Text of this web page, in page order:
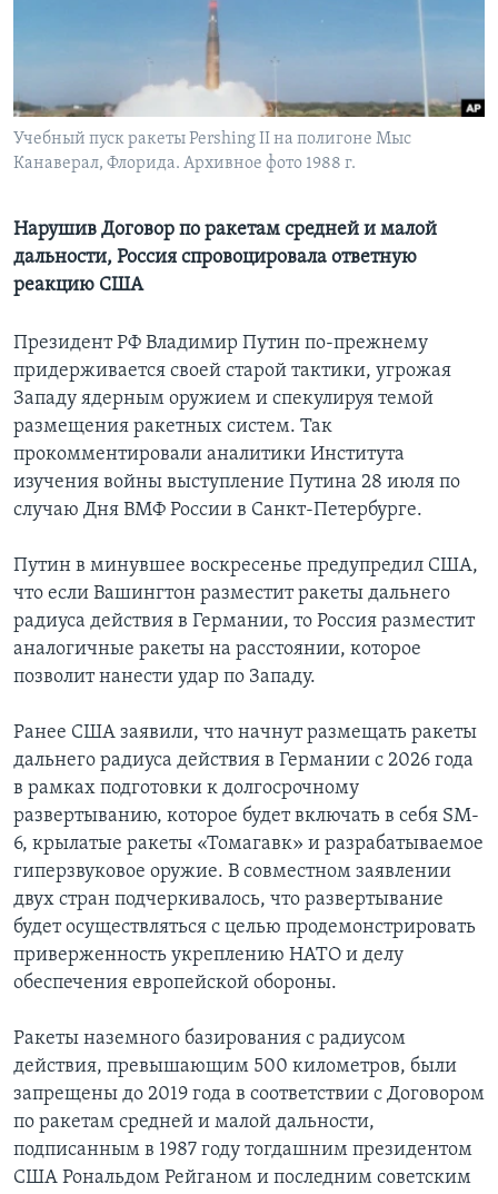
СОЦИАЛЬНЫЕ СЕТИ
Учебный пуск ракеты Pershing II на полигоне Мыс
Канаверал, Флорида. Архивное фото 1988 г.
Нарушив Договор по ракетам средней и малой
дальности, Россия спровоцировала ответную
реакцию США
Президент РФ Владимир Путин по-прежнему
придерживается своей старой тактики, угрожая
Западу ядерным оружием и спекулируя темой
размещения ракетных систем. Так
прокомментировали аналитики Института
изучения войны выступление Путина 28 июля по
случаю Дня ВМФ России в Санкт-Петербурге.
Путин в минувшее воскресенье предупредил США,
что если Вашингтон разместит ракеты дальнего
радиуса действия в Германии, то Россия разместит
аналогичные ракеты на расстоянии, которое
позволит нанести удар по Западу.
Ранее США заявили, что начнут размещать ракеты
дальнего радиуса действия в Германии с 2026 года
в рамках подготовки к долгосрочному
развертыванию, которое будет включать в себя SM-
6, крылатые ракеты «Томагавк» и разрабатываемое
гиперзвуковое оружие. В совместном заявлении
двух стран подчеркивалось, что развертывание
будет осуществляться с целью продемонстрировать
приверженность укреплению НАТО и делу
обеспечения европейской обороны.
Ракеты наземного базирования с радиусом
действия, превышающим 500 километров, были
запрещены до 2019 года в соответствии с Договором
по ракетам средней и малой дальности,
подписанным в 1987 году тогдашним президентом
США Рональдом Рейганом и последним советским